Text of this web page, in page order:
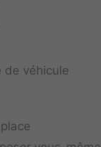
de véhicule